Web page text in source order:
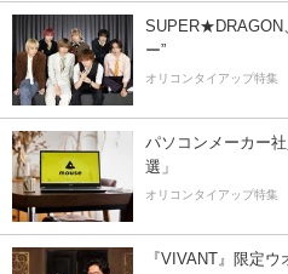
SUPER★DRAGON
ー”
オリコンタイアップ特集
パソコンメーカー
選」
オリコンタイアップ特集
『VIVANT』限定